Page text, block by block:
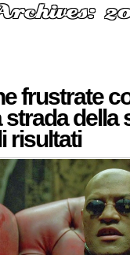
frustrate
strada della
risultati